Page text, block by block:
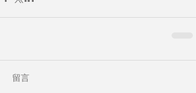
留言